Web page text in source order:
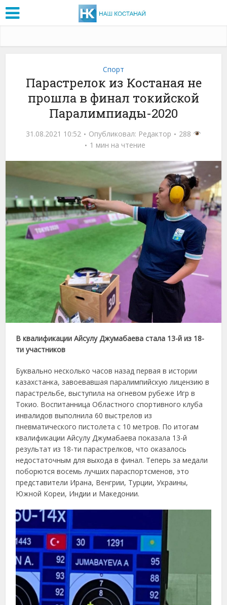
Спорт
Парастрелок из Костаная не
прошла в финал токийской
Паралимпиады-2020
31.08.2021 10:52 Опубликовал: Редактор
288
1 мин на чтение
В квалификации Айсулу Джумабаева стала 13-й из 18-
ти участников
Буквально несколько часов назад первая в истории
казахстанка, завоевавшая паралимпийскую лицензию в
парастрельбе, выступила на огневом рубеже Игр в
Токио. Воспитанница Областного спортивного клуба
инвалидов выполнила 60 выстрелов из
пневматического пистолета с 10 метров. По итогам
квалификации Айсулу Джумабаева показала 13-й
результат из 18-ти парастрелков, что оказалось
недостаточным для выхода в финал. Теперь за медали
поборются восемь лучших параспортсменов, это
представители Ирана, Венгрии, Турции, Украины,
Южной Кореи, Индии и Македонии.